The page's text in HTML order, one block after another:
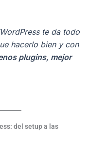
te da todo
hacerlo bien y con
plugins, mejor
del setup a las